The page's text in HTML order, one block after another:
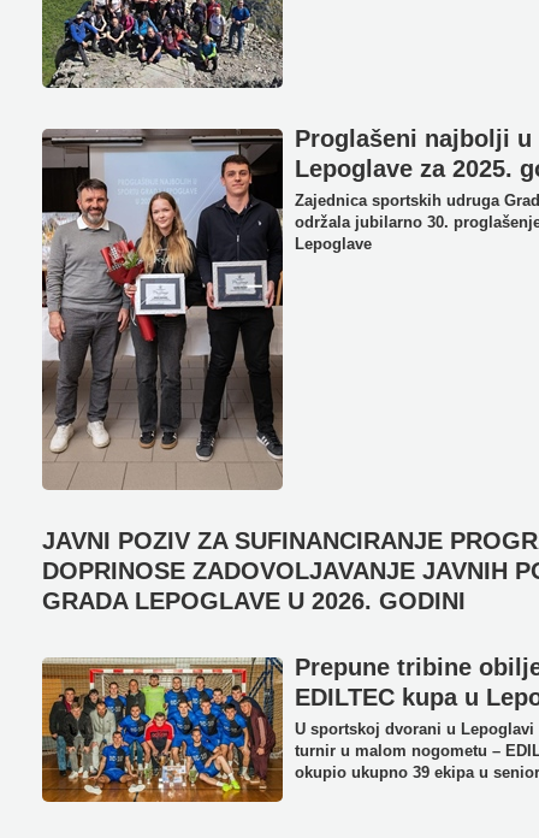
Proglašeni najbolji u
Lepoglave za 2025.
Zajednica sportskih udruga
održala jubilarno 30.
Lepoglave
JAVNI POZIV ZA SUFINANCIRANJE
DOPRINOSE ZADOVOLJAVANJE JAVNIH
GRADA LEPOGLAVE U 2026. GODINI
Prepune tribine
EDILTEC kupa u
U sportskoj dvorani u
turnir u malom nogometu –
okupio ukupno 39 ekipa u